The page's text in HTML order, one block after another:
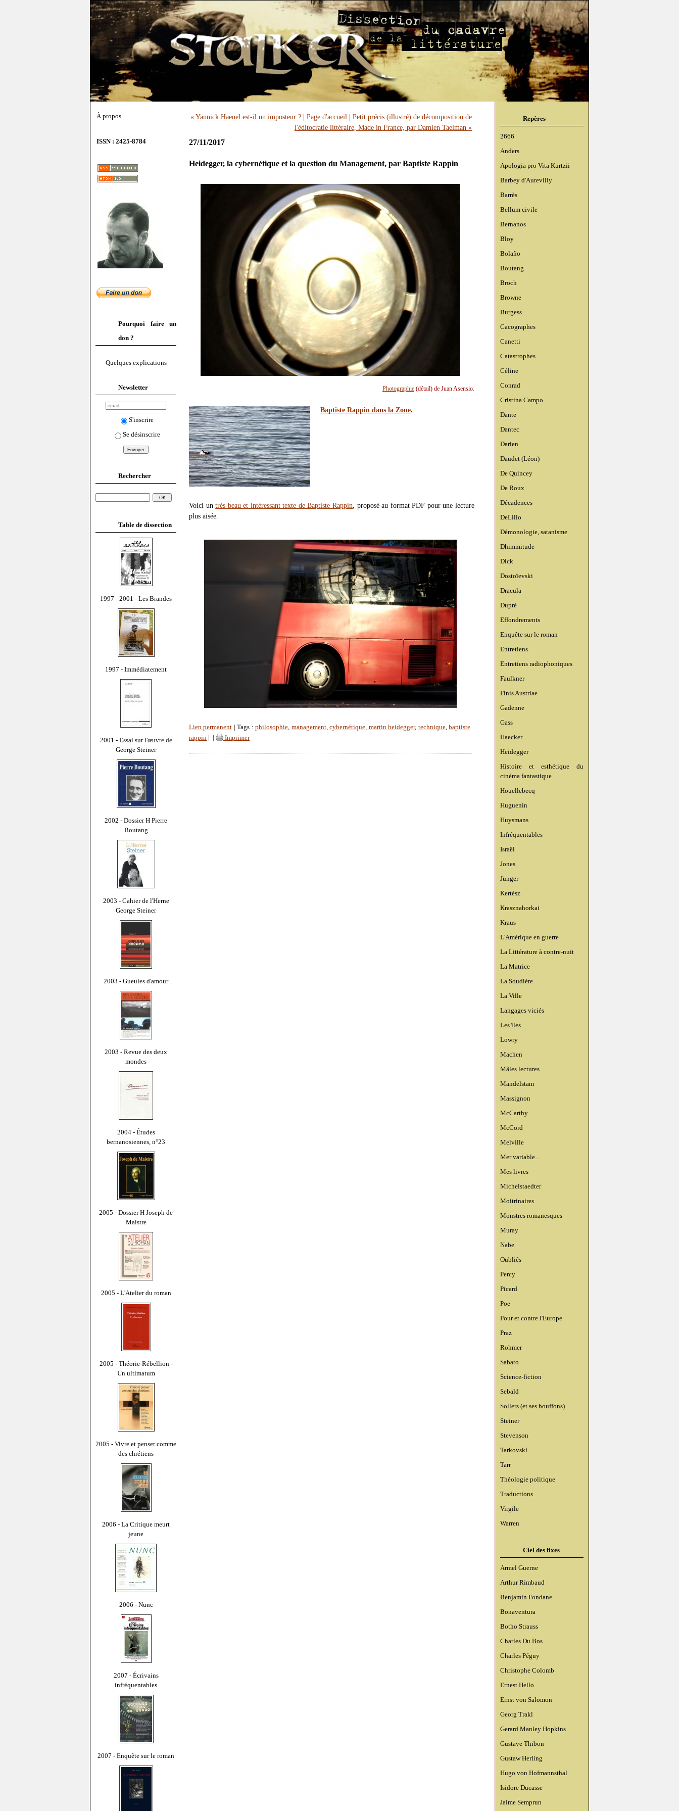
À propos
ISSN : 2425-8784
Pourquoi faire un
don ?
Quelques explications
Newsletter
S'inscrire
Se désinscrire
Rechercher
Table de dissection
1997 - 2001 - Les Brandes
1997 - Immédiatement
2001 - Essai sur l'œuvre de
George Steiner
2002 - Dossier H Pierre
Boutang
2003 - Cahier de l'Herne
George Steiner
2003 - Gueules d'amour
2003 - Revue des deux
mondes
2004 - Études
bernanosiennes, n°23
2005 - Dossier H Joseph de
Maistre
2005 - L'Atelier du roman
2005 - Théorie-Rébellion -
Un ultimatum
2005 - Vivre et penser comme
des chrétiens
2006 - La Critique meurt
jeune
2006 - Nunc
2007 - Écrivains
infréquentables
2007 - Enquête sur le roman
Repères
2666
Anders
Apologia pro Vita Kurtzii
Barbey d'Aurevilly
Barrès
Bellum civile
Bernanos
Bloy
Bolaño
Boutang
Broch
Browne
Burgess
Cacographes
Canetti
Catastrophes
Céline
Conrad
Cristina Campo
Dante
Dantec
Darien
Daudet (Léon)
De Quincey
De Roux
Décadences
DeLillo
Démonologie, satanisme
Dhimmitude
Dick
Dostoïevski
Dracula
Dupré
Effondrements
Enquête sur le roman
Entretiens
Entretiens radiophoniques
Faulkner
Finis Austriae
Gadenne
Gass
Haecker
Heidegger
Histoire et esthétique du
cinéma fantastique
Houellebecq
Huguenin
Huysmans
Infréquentables
Israël
Jones
Jünger
Kertész
Krasznahorkai
Kraus
L'Amérique en guerre
La Littérature à contre-nuit
La Matrice
La Soudière
La Ville
Langages viciés
Les îles
Lowry
Machen
Mâles lectures
Mandelstam
Massignon
McCarthy
McCord
Melville
Mer variable...
Mes livres
Michelstaedter
Moitrinaires
Monstres romanesques
Muray
Nabe
Oubliés
Percy
Picard
Poe
Pour et contre l'Europe
Praz
Rohmer
Sabato
Science-fiction
Sebald
Sollers (et ses bouffons)
Steiner
Stevenson
Tarkovski
Tarr
Théologie politique
Traductions
Virgile
Warren
Ciel des fixes
Armel Guerne
Arthur Rimbaud
Benjamin Fondane
Bonaventura
Botho Strauss
Charles Du Bos
Charles Péguy
Christophe Colomb
Ernest Hello
Ernst von Salomon
Georg Trakl
Gerard Manley Hopkins
Gustave Thibon
Gustaw Herling
Hugo von Hofmannsthal
Isidore Ducasse
Jaime Semprun
« Yannick Haenel est-il un imposteur ?| Page d'accueil | Petit précis (illustré) de décomposition de
l'éditocratie littéraire, Made in France, par Damien Taelman »
27/11/2017
Heidegger, la cybernétique et la question du Management, par Baptiste Rappin
Photographie(détail) de Juan Asensio.
Baptiste Rappin dans la Zone.
Voici untrès beau et intéressant texte de Baptiste Rappin , proposé au format PDF pour une lecture
plus aisée.
Lien permanent | Tags :philosophie, management,cybernétique, martin heidegger, technique, baptiste
rappin
Imprimer